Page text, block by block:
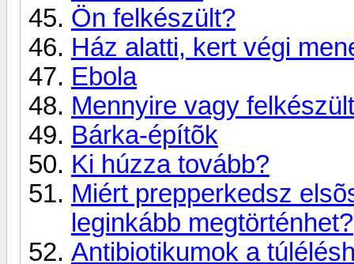
Ön felkészült?
Ház alatti, kert végi
Ebola
Mennyire vagy
Bárka-építõk
Ki húzza tovább?
Miért prepperkedsz
leginkább megtörténhet?
Antibiotikumok a